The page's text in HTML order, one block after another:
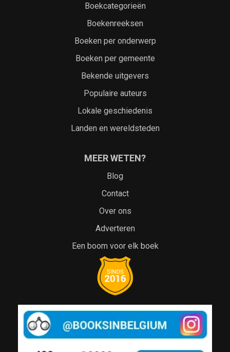
Boekcategorieën
Boekenreeksen
Boeken per onderwerp
Boeken per gemeente
Bekende uitgevers
Populaire auteurs
Lokale geschiedenis
Landen en wereldsteden
MEER WETEN?
Blog
Contact
Over ons
Adverteren
Een boom voor elk boek